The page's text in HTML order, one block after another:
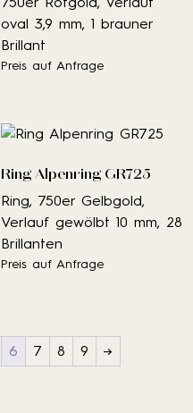
oval 3,9 mm, 1 brauner
Brillant
Preis auf Anfrage
Ring Alpenring GR725
Ring, 750er Gelbgold,
Verlauf gewölbt 10 mm, 28
Brillanten
Preis auf Anfrage
6 7 8 9 →